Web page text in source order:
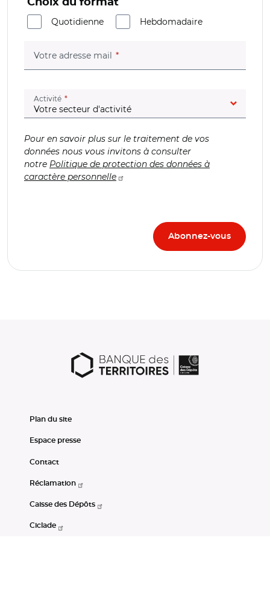
Choix du format
Quotidienne
Hebdomadaire
Votre adresse mail (champ obligatoire)
Activité (champ obligatoire)
Pour en savoir plus sur le traitement de vos
données nous vous invitons à consulter
notre Politique de protection des données à
caractère personnelle
Plan du site
Espace presse
Contact
Réclamation
Caisse des Dépôts
Ciclade